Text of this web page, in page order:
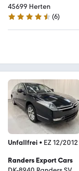
45699 Herten
4.6 Sterne
(6)
Unfallfrei • EZ 12/2012
Randers Export Cars